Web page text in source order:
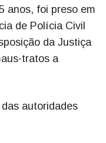
anos, foi preso em
de Polícia Civil
da Justiça
tratos a
autoridades